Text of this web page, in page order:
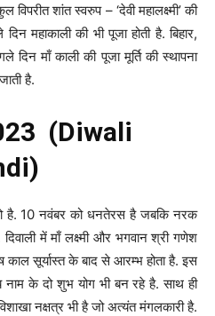
शांत स्वरुप – ‘देवी महालक्ष्मी’ की
महाकाली की भी पूजा होती है. बिहार,
माँ काली की पूजा मूर्ति की स्थापना
है.
(Diwali
है. 10 नवंबर को धनतेरस है जबकि नरक
दिवाली में माँ लक्ष्मी और भगवान श्री गणेश
काल सूर्यास्त के बाद से आरम्भ होता है. इस
नाम के दो शुभ योग भी बन रहे है. साथ ही
नक्षत्र भी है जो अत्यंत मंगलकारी है.